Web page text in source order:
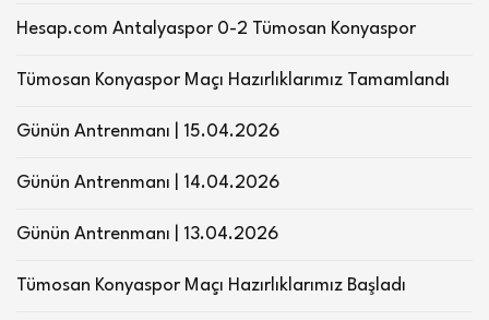
Hesap.com Antalyaspor 0-2 Tümosan Konyaspor
Tümosan Konyaspor Maçı Hazırlıklarımız Tamamlandı
Günün Antrenmanı | 15.04.2026
Günün Antrenmanı | 14.04.2026
Günün Antrenmanı | 13.04.2026
Tümosan Konyaspor Maçı Hazırlıklarımız Başladı